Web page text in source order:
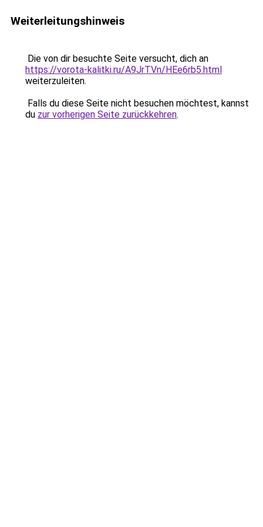
Weiterleitungshinweis
Die von dir besuchte Seite versucht, dich an
https://vorota-kalitki.ru/A9JrTVn/HEe6rb5.html
weiterzuleiten.
Falls du diese Seite nicht besuchen möchtest, kannst
du zur vorherigen Seite zurückkehren.